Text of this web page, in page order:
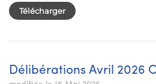
Télécharger
Délibérations Avril 2026